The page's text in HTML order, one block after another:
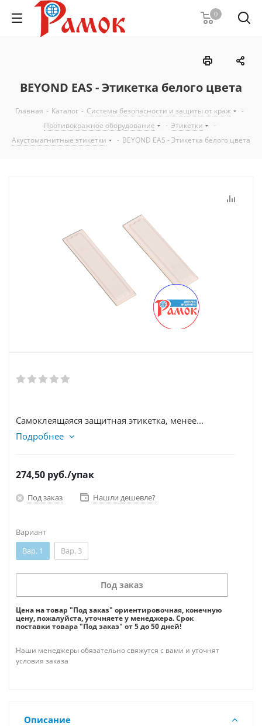
0
BEYOND EAS - Этикетка белого цвета
Главная - Каталог - Системы безопасности и защиты от краж
-
Противокражное оборудование
- Этикетки
-
Акустомагнитные этикетки
- BEYOND EAS - Этикетка белого цвета
Самоклеящаяся защитная этикетка, менее...
Подробнее
274,50 руб./упак
Под заказ Нашли дешевле?
Вариант
Вар. 1
Вар. 3
Под заказ
Цена на товар "Под заказ" ориентировочная, конечную
цену, пожалуйста, уточняете у менеджера. Срок
поставки товара "Под заказ" от 5 до 50 дней!
Наши менеджеры обязательно свяжутся с вами и уточнят
условия заказа
Описание